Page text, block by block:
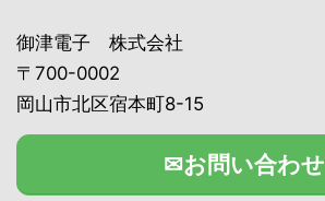
御津電子 株式会社
〒700-0002
岡山市北区宿本町8-15
✉お問い合わせ